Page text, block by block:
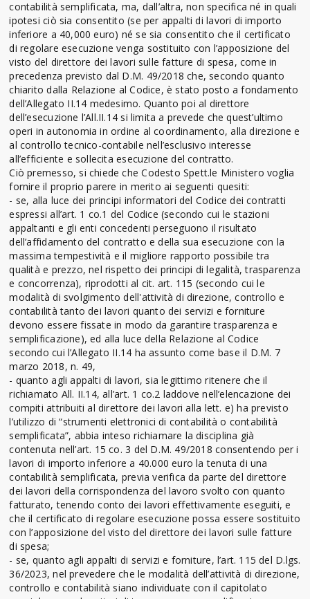
contabilità semplificata, ma, dall’altra, non specifica né in quali
ipotesi ciò sia consentito (se per appalti di lavori di importo
inferiore a 40,000 euro) né se sia consentito che il certificato
di regolare esecuzione venga sostituito con l’apposizione del
visto del direttore dei lavori sulle fatture di spesa, come in
precedenza previsto dal D.M. 49/2018 che, secondo quanto
chiarito dalla Relazione al Codice, è stato posto a fondamento
dell’Allegato II.14 medesimo. Quanto poi al direttore
dell’esecuzione l’All.II.14 si limita a prevede che quest’ultimo
operi in autonomia in ordine al coordinamento, alla direzione e
al controllo tecnico-contabile nell’esclusivo interesse
all’efficiente e sollecita esecuzione del contratto.
Ciò premesso, si chiede che Codesto Spett.le Ministero voglia
fornire il proprio parere in merito ai seguenti quesiti:
- se, alla luce dei principi informatori del Codice dei contratti
espressi all’art. 1 co.1 del Codice (secondo cui le stazioni
appaltanti e gli enti concedenti perseguono il risultato
dell’affidamento del contratto e della sua esecuzione con la
massima tempestività e il migliore rapporto possibile tra
qualità e prezzo, nel rispetto dei principi di legalità, trasparenza
e concorrenza), riprodotti al cit. art. 115 (secondo cui le
modalità di svolgimento dell'attività di direzione, controllo e
contabilità tanto dei lavori quanto dei servizi e forniture
devono essere fissate in modo da garantire trasparenza e
semplificazione), ed alla luce della Relazione al Codice
secondo cui l’Allegato II.14 ha assunto come base il D.M. 7
marzo 2018, n. 49,
- quanto agli appalti di lavori, sia legittimo ritenere che il
richiamato All. II.14, all’art. 1 co.2 laddove nell’elencazione dei
compiti attribuiti al direttore dei lavori alla lett. e) ha previsto
l’utilizzo di “strumenti elettronici di contabilità o contabilità
semplificata”, abbia inteso richiamare la disciplina già
contenuta nell’art. 15 co. 3 del D.M. 49/2018 consentendo per i
lavori di importo inferiore a 40.000 euro la tenuta di una
contabilità semplificata, previa verifica da parte del direttore
dei lavori della corrispondenza del lavoro svolto con quanto
fatturato, tenendo conto dei lavori effettivamente eseguiti, e
che il certificato di regolare esecuzione possa essere sostituito
con l’apposizione del visto del direttore dei lavori sulle fatture
di spesa;
- se, quanto agli appalti di servizi e forniture, l’art. 115 del D.lgs.
36/2023, nel prevedere che le modalità dell’attività di direzione,
controllo e contabilità siano individuate con il capitolato